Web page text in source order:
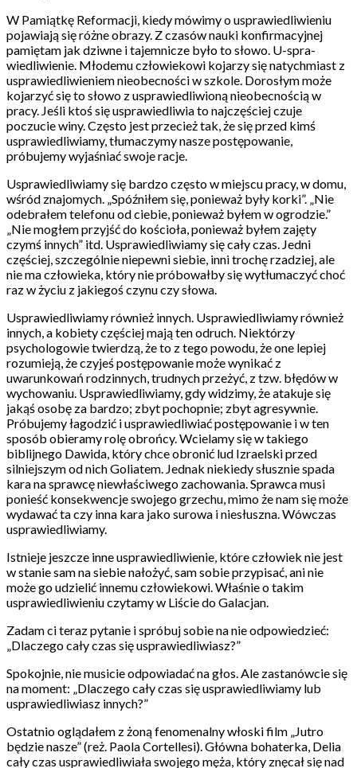
W Pamiątkę Reformacji, kiedy mówimy o usprawiedliwieniu
pojawiają się różne obrazy. Z czasów nauki konfirmacyjnej
pamiętam jak dziwne i tajemnicze było to słowo. U-spra-
wiedliwienie. Młodemu człowiekowi kojarzy się natychmiast z
usprawiedliwieniem nieobecności w szkole. Dorosłym może
kojarzyć się to słowo z usprawiedliwioną nieobecnością w
pracy. Jeśli ktoś się usprawiedliwia to najczęściej czuje
poczucie winy. Często jest przecież tak, że się przed kimś
usprawiedliwiamy, tłumaczymy nasze postępowanie,
próbujemy wyjaśniać swoje racje.
Usprawiedliwiamy się bardzo często w miejscu pracy, w domu,
wśród znajomych. „Spóźniłem się, ponieważ były korki”. „Nie
odebrałem telefonu od ciebie, ponieważ byłem w ogrodzie.”
„Nie mogłem przyjść do kościoła, ponieważ byłem zajęty
czymś innych” itd. Usprawiedliwiamy się cały czas. Jedni
częściej, szczególnie niepewni siebie, inni trochę rzadziej, ale
nie ma człowieka, który nie próbowałby się wytłumaczyć choć
raz w życiu z jakiegoś czynu czy słowa.
Usprawiedliwiamy również innych. Usprawiedliwiamy również
innych, a kobiety częściej mają ten odruch. Niektórzy
psychologowie twierdzą, że to z tego powodu, że one lepiej
rozumieją, że czyjeś postępowanie może wynikać z
uwarunkowań rodzinnych, trudnych przeżyć, z tzw. błędów w
wychowaniu. Usprawiedliwiamy, gdy widzimy, że atakuje się
jakąś osobę za bardzo; zbyt pochopnie; zbyt agresywnie.
Próbujemy łagodzić i usprawiedliwiać postępowanie i w ten
sposób obieramy rolę obrońcy. Wcielamy się w takiego
biblijnego Dawida, który chce obronić lud Izraelski przed
silniejszym od nich Goliatem. Jednak niekiedy słusznie spada
kara na sprawcę niewłaściwego zachowania. Sprawca musi
ponieść konsekwencje swojego grzechu, mimo że nam się może
wydawać ta czy inna kara jako surowa i niesłuszna. Wówczas
usprawiedliwiamy.
Istnieje jeszcze inne usprawiedliwienie, które człowiek nie jest
w stanie sam na siebie nałożyć, sam sobie przypisać, ani nie
może go udzielić innemu człowiekowi. Właśnie o takim
usprawiedliwieniu czytamy w Liście do Galacjan.
Zadam ci teraz pytanie i spróbuj sobie na nie odpowiedzieć:
„Dlaczego cały czas się usprawiedliwiasz?”
Spokojnie, nie musicie odpowiadać na głos. Ale zastanówcie się
na moment: „Dlaczego cały czas się usprawiedliwiamy lub
usprawiedliwiasz innych?”
Ostatnio oglądałem z żoną fenomenalny włoski film „Jutro
będzie nasze” (reż. Paola Cortellesi). Główna bohaterka, Delia
cały czas usprawiedliwiała swojego męża, który znęcał się nad